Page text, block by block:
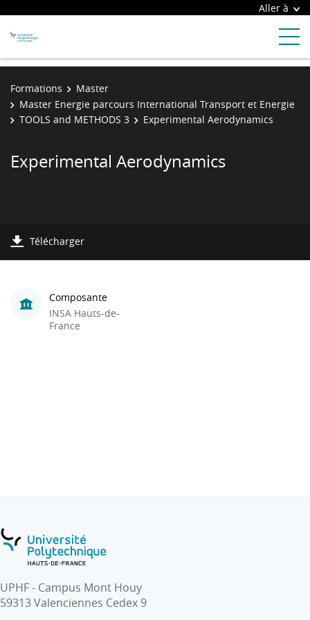
Aller à
Formations
Master
Master Energie parcours International Transport et Energie
TOOLS and METHODS 3
Experimental Aerodynamics
Experimental Aerodynamics
Télécharger
Composante
INSA Hauts-de-
France
UPHF - Campus Mont Houy
59313 Valenciennes Cedex 9